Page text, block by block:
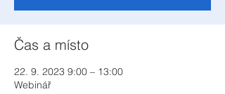
Čas a místo
22. 9. 2023 9:00 – 13:00
Webinář